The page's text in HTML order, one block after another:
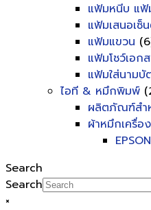
แฟ้มหนีบ แฟ้
แฟ้มเสนอเซ็
แฟ้มแขวน
แฟ้มโชว์เอก
แฟ้มใส่นามบั
ไอที & หมึกพิมพ์
ผลิตภัณฑ์สำ
ผ้าหมึกเครื่
EPSON
Search
Search
×